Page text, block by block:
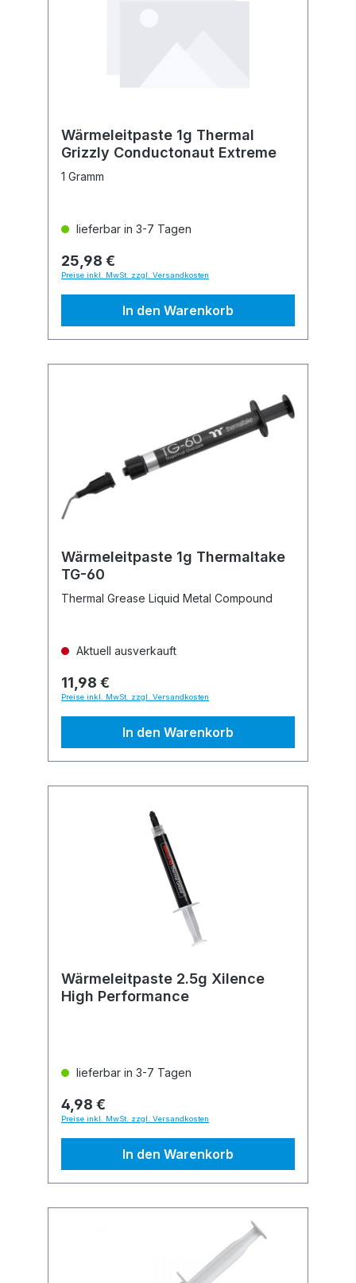
Wärmeleitpaste 1g Thermal
Grizzly Conductonaut Extreme
1 Gramm
lieferbar in 3-7 Tagen
25,98 €
Preise inkl. MwSt. zzgl. Versandkosten
In den Warenkorb
Wärmeleitpaste 1g Thermaltake
TG-60
Thermal Grease Liquid Metal Compound
Aktuell ausverkauft
11,98 €
Preise inkl. MwSt. zzgl. Versandkosten
In den Warenkorb
Wärmeleitpaste 2.5g Xilence
High Performance
lieferbar in 3-7 Tagen
4,98 €
Preise inkl. MwSt. zzgl. Versandkosten
In den Warenkorb